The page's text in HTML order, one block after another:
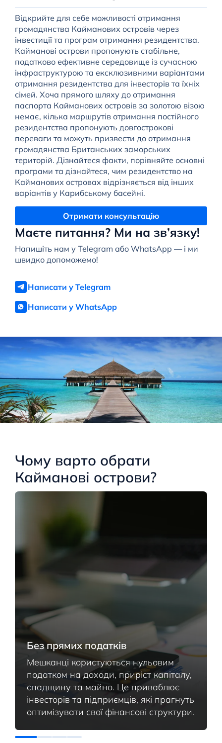
Маєте питання? Ми на зв’язку!
Напишіть нам у Telegram або WhatsApp — і ми
швидко допоможемо!
Написати у Telegram
Написати у WhatsApp
Відкрийте для себе можливості отримання
громадянства Кайманових островів через
інвестиції та програм отримання резидентства.
Кайманові острови пропонують стабільне,
податково ефективне середовище із сучасною
інфраструктурою та ексклюзивними варіантами
отримання резидентства для інвесторів та їхніх
сімей. Хоча прямого шляху до отримання
паспорта Кайманових островів за золотою візою
немає, кілька маршрутів отримання постійного
резидентства пропонують довгострокові
переваги та можуть призвести до отримання
громадянства Британських заморських
територій. Дізнайтеся факти, порівняйте основні
програми та дізнайтеся, чим резидентство на
Кайманових островах відрізняється від інших
варіантів у Карибському басейні.
Отримати консультацію
Чому варто обрати
Кайманові острови?
Без прямих податків
Мешканці користуються нульовим
податком на доходи, приріст капіталу,
спадщину та майно. Це приваблює
інвесторів та підприємців, які прагнуть
оптимізувати свої фінансові структури.